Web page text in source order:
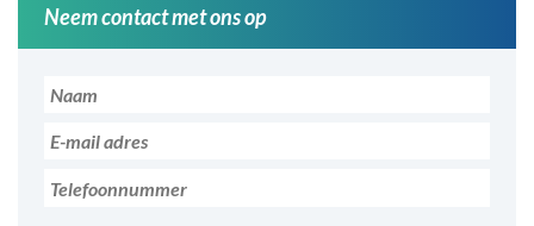
Neem contact met ons op